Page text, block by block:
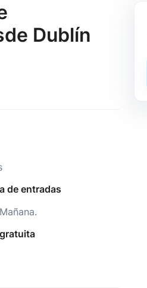
Dublín
de entradas
Mañana.